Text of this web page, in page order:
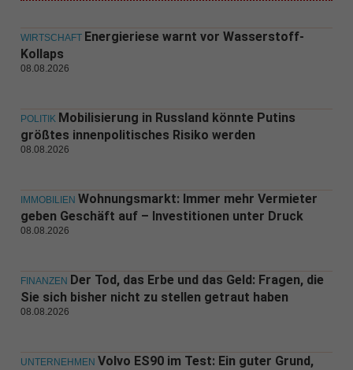
WIRTSCHAFT Energieriese warnt vor Wasserstoff-
Kollaps
08.08.2026
POLITIK Mobilisierung in Russland könnte Putins
größtes innenpolitisches Risiko werden
08.08.2026
IMMOBILIEN Wohnungsmarkt: Immer mehr Vermieter
geben Geschäft auf – Investitionen unter Druck
08.08.2026
FINANZEN Der Tod, das Erbe und das Geld: Fragen, die
Sie sich bisher nicht zu stellen getraut haben
08.08.2026
UNTERNEHMEN Volvo ES90 im Test: Ein guter Grund,